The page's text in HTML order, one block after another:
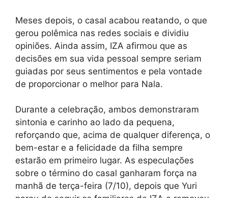
Meses depois, o casal acabou reatando, o que
gerou polêmica nas redes sociais e dividiu
opiniões. Ainda assim, IZA afirmou que as
decisões em sua vida pessoal sempre seriam
guiadas por seus sentimentos e pela vontade
de proporcionar o melhor para Nala.
Durante a celebração, ambos demonstraram
sintonia e carinho ao lado da pequena,
reforçando que, acima de qualquer diferença, o
bem-estar e a felicidade da filha sempre
estarão em primeiro lugar. As especulações
sobre o término do casal ganharam força na
manhã de terça-feira (7/10), depois que Yuri